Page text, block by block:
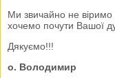
Ми звичайно не віримо
хочемо почути Вашої
Дякуємо!!!
о. Володимир